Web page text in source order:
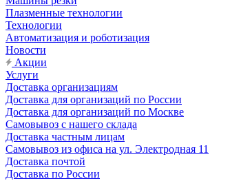
Плазменные технологии
Технологии
Автоматизация и роботизация
Новости
Акции
Услуги
Доставка организациям
Доставка для организаций по России
Доставка для организаций по Москве
Самовывоз с нашего склада
Доставка частным лицам
Самовывоз из офиса на ул. Электродная 11
Доставка почтой
Доставка по России